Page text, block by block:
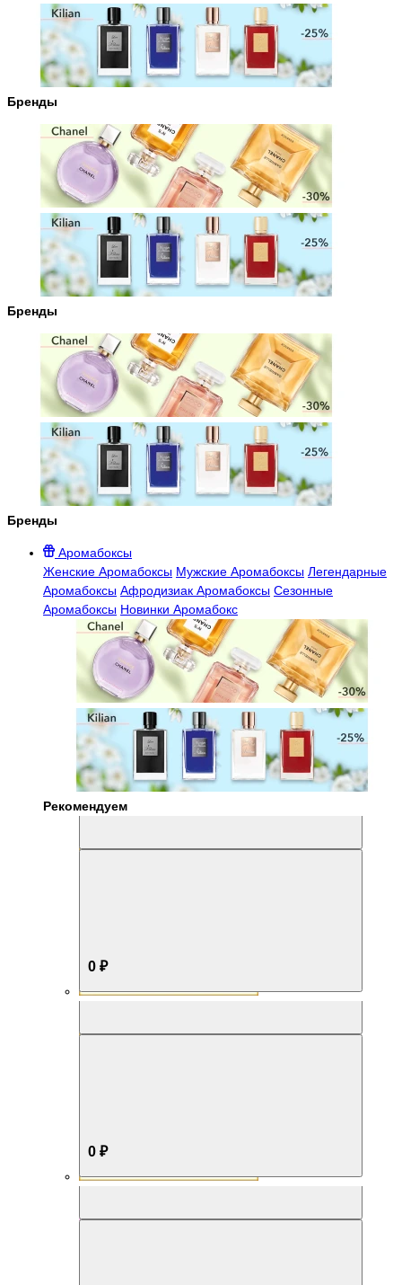
Бренды
Бренды
Бренды
Аромабоксы
Женские Аромабоксы Мужские Аромабоксы Легендарные
Аромабоксы Афродизиак Аромабоксы Сезонные
Аромабоксы Новинки Аромабокс
Рекомендуем
0 ₽
0 ₽